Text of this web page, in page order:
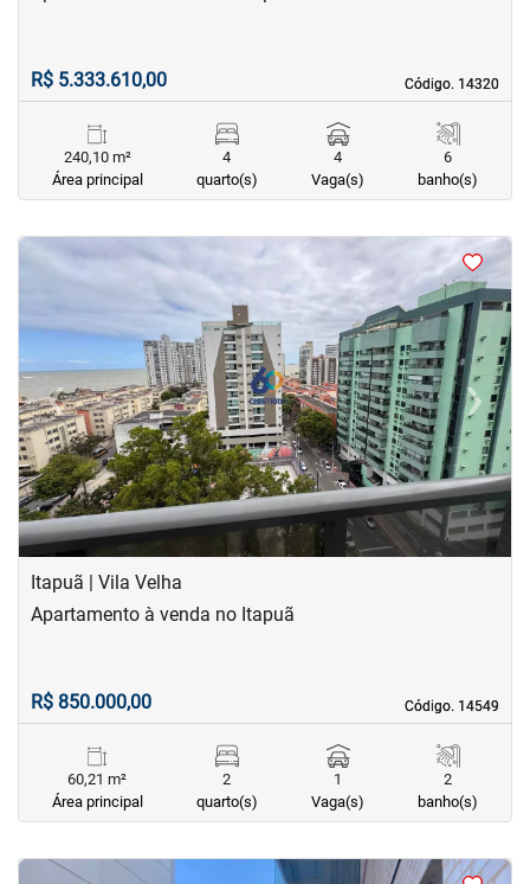
Código. 14320
Código. 14320
R$ 5.333.610,00
240,10 m²
Área principal
4
quarto(s)
4
Vaga(s)
6
banho(s)
<
‹Previous ›Next
Itapuã | Vila Velha
Código. 14549
Código. 14549
Apartamento à venda no Itapuã
R$ 850.000,00
60,21 m²
Área principal
2
quarto(s)
1
Vaga(s)
2
banho(s)
< <